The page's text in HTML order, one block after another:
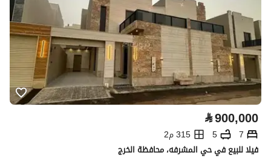
⃁900,000
7
5
315 م2
فيلا للبيع في حي المشرفه، محافظة الخرج